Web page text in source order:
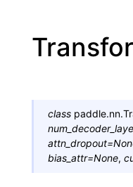
class paddle.nn.
attn_dropout=
bias_attr=None,